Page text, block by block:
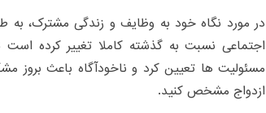
در مورد نگاه خود به وظایف و زندگی مشترک،
اجتماعی نسبت به گذشته کاملا تغییر کرده
مسئولیت ها تعیین کرد و ناخودآگاه باعث بروز
ازدواج مشخص کنید.